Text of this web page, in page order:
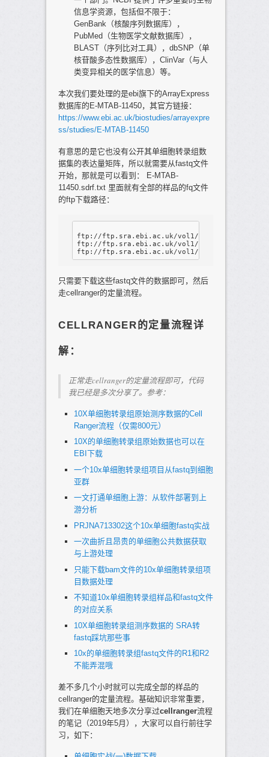
信息学资源，包括但不限于：
GenBank（核酸序列数据库），
PubMed（生物医学文献数据库），
BLAST（序列比对工具），dbSNP（单
核苷酸多态性数据库），ClinVar（与人
类变异相关的医学信息）等。
本次我们要处理的是ebi旗下的ArrayExpress
数据库的E-MTAB-11450，其官方链接：
https://www.ebi.ac.uk/biostudies/arrayexpre
ss/studies/E-MTAB-11450
有意思的是它也没有公开其单细胞转录组数
据集的表达量矩阵，所以就需要从fastq文件
开始，那就是可以看到： E-MTAB-
11450.sdrf.txt 里面就有全部的样品的fq文件
的ftp下载路径：
ftp://ftp.sra.ebi.ac.uk/vol1/run/ERR870/
ftp://ftp.sra.ebi.ac.uk/vol1/run/ERR870/
只需要下载这些fastq文件的数据即可，然后
走cellranger的定量流程。
CELLRANGER的定量流程详
解：
正常走cellranger的定量流程即可，代码
我已经是多次分享了。参考：
10X单细胞转录组原始测序数据的Cell
Ranger流程（仅需800元）
10X的单细胞转录组原始数据也可以在
EBI下载
一个10x单细胞转录组项目从fastq到细胞
亚群
一文打通单细胞上游：从软件部署到上
游分析
PRJNA713302这个10x单细胞fastq实战
一次曲折且昂贵的单细胞公共数据获取
与上游处理
只能下载bam文件的10x单细胞转录组项
目数据处理
不知道10x单细胞转录组样品和fastq文件
的对应关系
10X单细胞转录组测序数据的 SRA转
fastq踩坑那些事
10x的单细胞转录组fastq文件的R1和R2
不能弄混哦
差不多几个小时就可以完成全部的样品的
cellranger的定量流程。基础知识非常重要，
我们在单细胞天地多次分享过cellranger流程
的笔记（2019年5月），大家可以自行前往学
习，如下：